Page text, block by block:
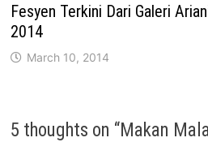
Fesyen Terkini Dari Galeri
2014
March 10, 2014
5 thoughts on “Makan